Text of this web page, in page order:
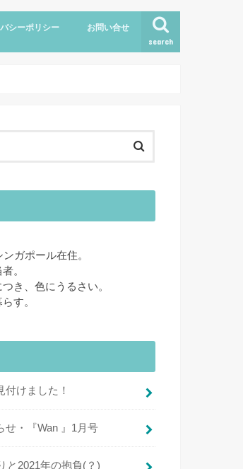
search
シーポリシー お問い合せ
ガポール在住。
。
き、色にうるさい。
す。
付けました！
せ・『Wan 』1月号
と2021年の抱負(？)